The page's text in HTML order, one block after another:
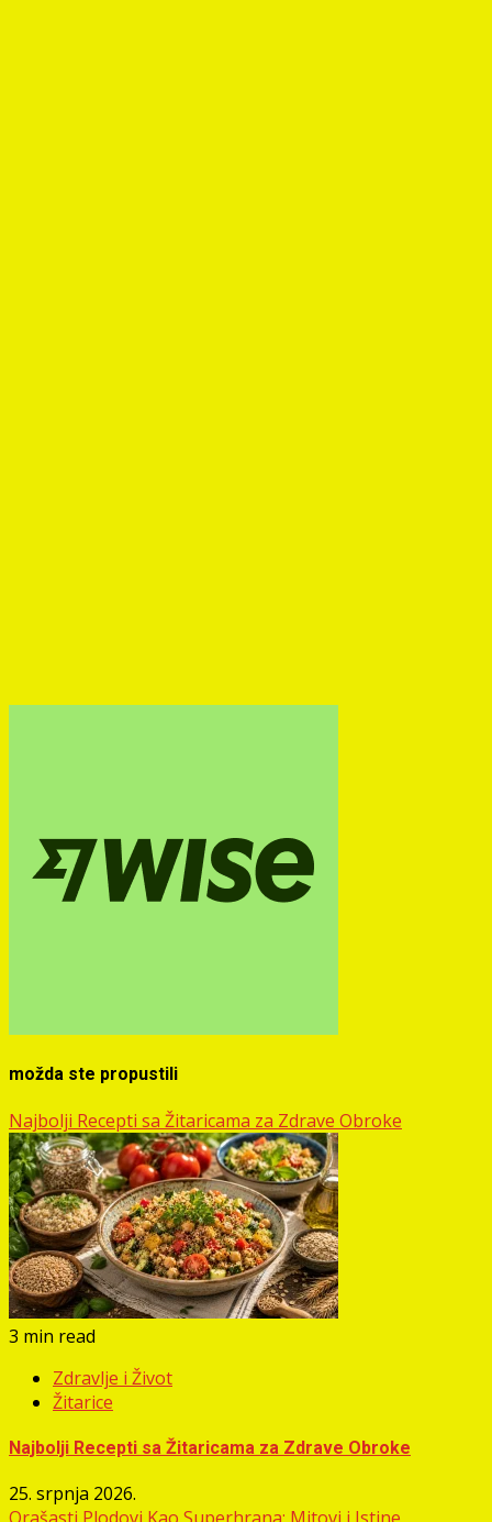
možda ste propustili
Najbolji Recepti sa Žitaricama za Zdrave Obroke
3 min read
Zdravlje i Život
Žitarice
Najbolji Recepti sa Žitaricama za Zdrave Obroke
25. srpnja 2026.